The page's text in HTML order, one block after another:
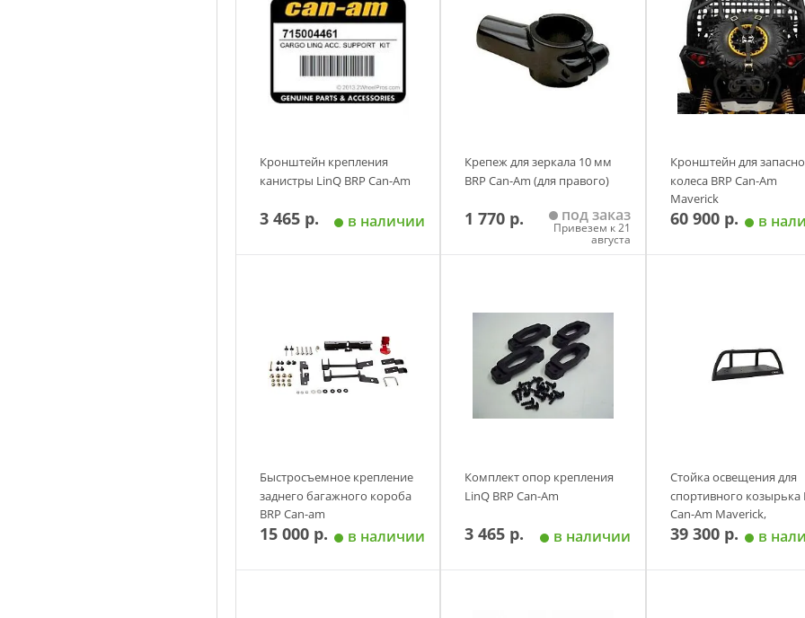
Кронштейн крепления
канистры LinQ BRP Can-Am
3 465 р. в наличии
Крепеж для зеркала 10 мм
BRP Can-Am (для правого)
1 770 р. под заказ
Привезем к 21
августа
Кронштейн для
колеса BRP Can-Am
Maverick
60 900 р. в
Быстросъемное крепление
заднего багажного короба
BRP Can-am
15 000 р. в наличии
Комплект опор крепления
LinQ BRP Can-Am
3 465 р. в наличии
Стойка освещения для
спортивного козырька
Can-Am Maverick,
Commander
39 300 р. в